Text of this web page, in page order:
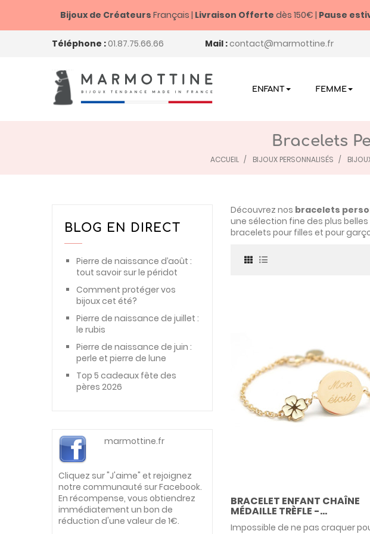
Bijoux de Créateurs Français | Livraison Offerte dès 150€ | Pause
Téléphone :01.87.75.66.66 Mail : contact@marmottine.fr
ENFANT FEMME
ACCUEIL BIJOUX PERSONNALISÉS
BLOG EN DIRECT
Pierre de naissance d’août :
tout savoir sur le péridot
Comment protéger vos
bijoux cet été?
Pierre de naissance de juillet :
le rubis
Pierre de naissance de juin :
perle et pierre de lune
Top 5 cadeaux fête des
pères 2026
marmottine.fr
Cliquez sur "J'aime" et rejoignez
notre communauté sur Facebook.
En récompense, vous obtiendrez
immédiatement un bon de
réduction d'une valeur de 1€.
Bracelets
Découvrez nos bracelets
une sélection fine des plus
bracelets pour filles et pour
BRACELET ENFANT CHAÎNE
MÉDAILLE TRÈFLE -...
Impossible de ne pas craquer